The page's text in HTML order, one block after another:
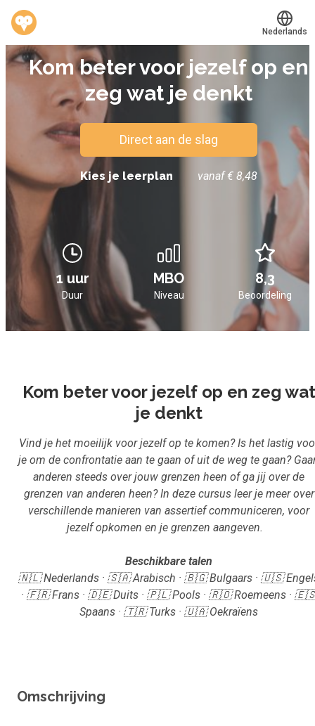
Werkvinders®
Bedrijven
Mijn leerplek
Meer
Inloggen
Translate
Nederlands
Kom beter voor jezelf op en
zeg wat je denkt
Direct aan de slag
Kies je leerplan vanaf € 8,48
1 uur MBO 8,3
Duur Niveau Beoordeling
Kom beter voor jezelf op en zeg wat
je denkt
Vind je het moeilijk voor jezelf op te komen? Is het lastig
je om de confrontatie aan te gaan of uit de weg te gaan?
anderen steeds over jouw grenzen heen of ga jij over de
grenzen van anderen heen? In deze cursus leer je meer over
verschillende manieren van assertief communiceren, voor
jezelf opkomen en je grenzen aangeven.
Beschikbare talen
🇳🇱 Nederlands · 🇸🇦 Arabisch · 🇧🇬 Bulgaars · 🇺🇸
· 🇫🇷 Frans · 🇩🇪 Duits · 🇵🇱 Pools · 🇷🇴 Roemeens ·
Spaans · 🇹🇷 Turks · 🇺🇦 Oekraïens
Omschrijving